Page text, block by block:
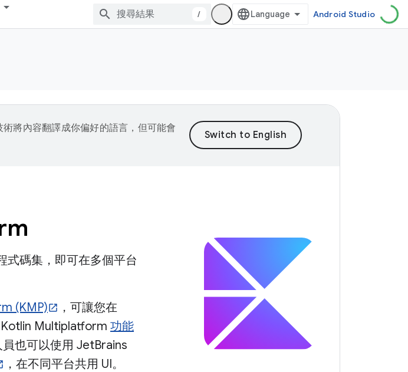
/ Android Studio
將內容翻譯成你偏好的語言，但可能會
碼集，即可在多個平台
(KMP)
，可讓您在
Multiplatform 功能
員也可以使用 JetBrains
，在不同平台共用 UI。